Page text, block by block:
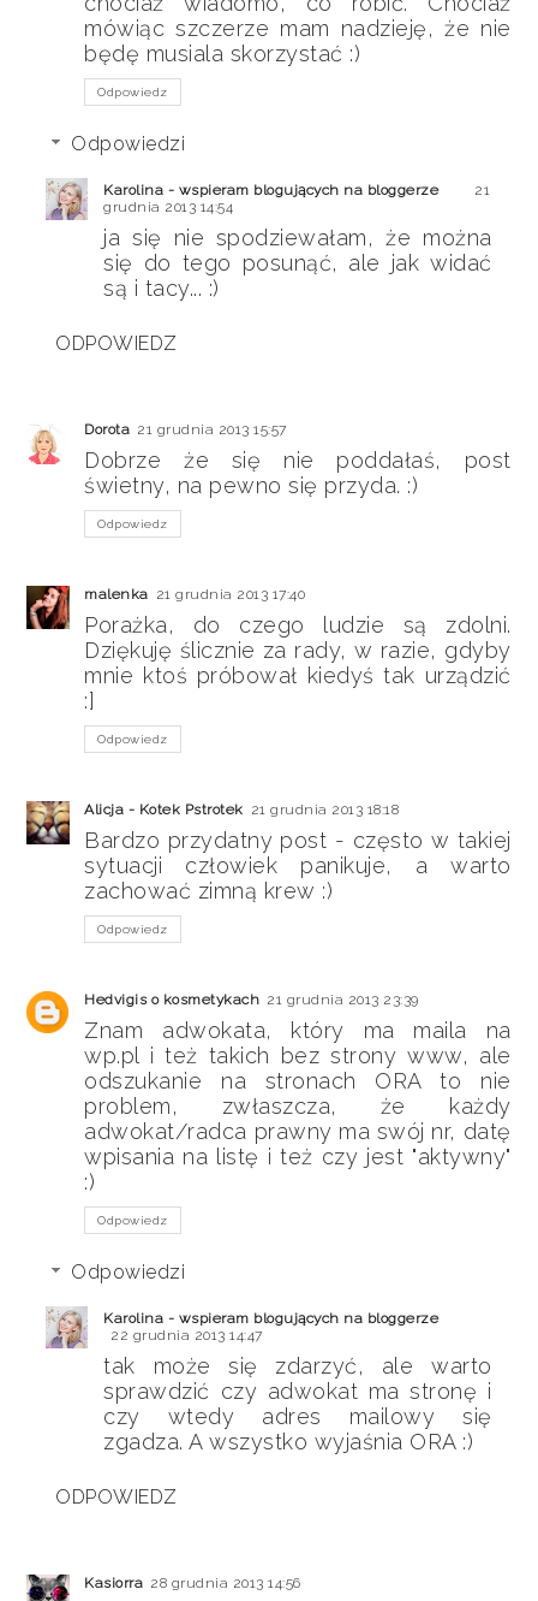
mówiąc szczerze mam nadzieję, że nie
będę musiala skorzystać :)
Odpowiedz
Odpowiedzi
Karolina - wspieram blogujących na bloggerze
21
grudnia 2013 14:54
ja się nie spodziewałam, że można
się do tego posunąć, ale jak widać
są i tacy... :)
ODPOWIEDZ
Dorota 21 grudnia 2013 15:57
Dobrze że się nie poddałaś, post
świetny, na pewno się przyda. :)
Odpowiedz
malenka 21 grudnia 2013 17:40
Porażka, do czego ludzie są zdolni.
Dziękuję ślicznie za rady, w razie, gdyby
mnie ktoś próbował kiedyś tak urządzić
:]
Odpowiedz
Alicja - Kotek Pstrotek 21 grudnia 2013 18:18
Bardzo przydatny post - często w takiej
sytuacji człowiek panikuje, a warto
zachować zimną krew :)
Odpowiedz
Hedvigis o kosmetykach 21 grudnia 2013 23:39
Znam adwokata, który ma maila na
wp.pl i też takich bez strony www, ale
odszukanie na stronach ORA to nie
problem, zwłaszcza, że każdy
adwokat/radca prawny ma swój nr, datę
wpisania na listę i też czy jest "aktywny"
:)
Odpowiedz
Odpowiedzi
Karolina - wspieram blogujących na bloggerze
22 grudnia 2013 14:47
tak może się zdarzyć, ale warto
sprawdzić czy adwokat ma stronę i
czy wtedy adres mailowy się
zgadza. A wszystko wyjaśnia ORA :)
ODPOWIEDZ
Kasiorra 28 grudnia 2013 14:56